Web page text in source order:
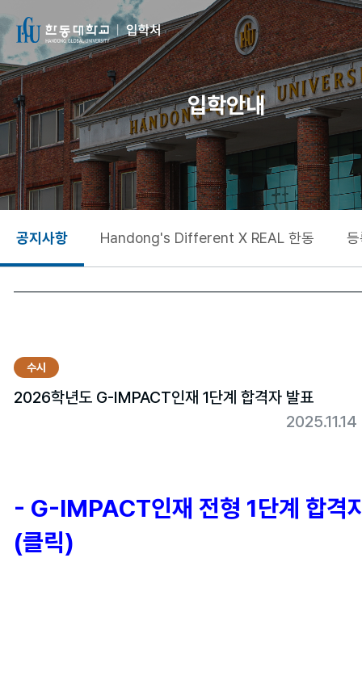
입학안내
공지사항 Handong's Different X REAL 한동
수시
2026학년도 G-IMPACT인재 1단계 합격자 발표
- G-IMPACT인재 전형 1단계 합격
(클릭)